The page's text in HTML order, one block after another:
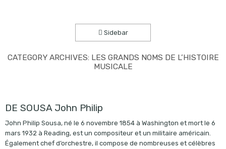
Sidebar
CATEGORY ARCHIVES: LES GRANDS NOMS DE L’HISTOIRE
MUSICALE
DE SOUSA John Philip
John Philip Sousa, né le 6 novembre 1854 à Washington et mort le 6
mars 1932 à Reading, est un compositeur et un militaire américain.
Également chef d’orchestre, il compose de nombreuses et célèbres